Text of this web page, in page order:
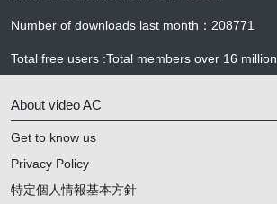
Number of downloads last month ： 208771
Total free users :Total members over 16 million
About video AC
Get to know us
Privacy Policy
特定個人情報基本方針